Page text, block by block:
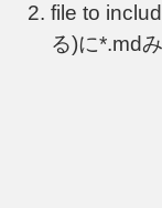
file to
る)に*.md